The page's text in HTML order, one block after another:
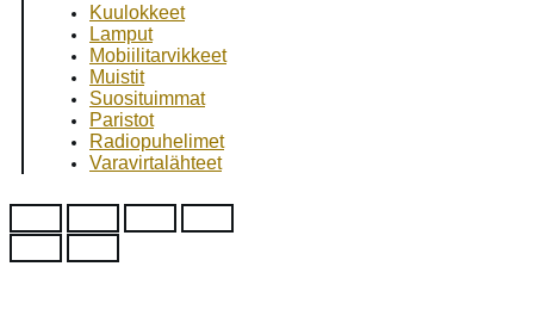
Kuulokkeet
Lamput
Mobiilitarvikkeet
Muistit
Suosituimmat
Paristot
Radiopuhelimet
Varavirtalähteet